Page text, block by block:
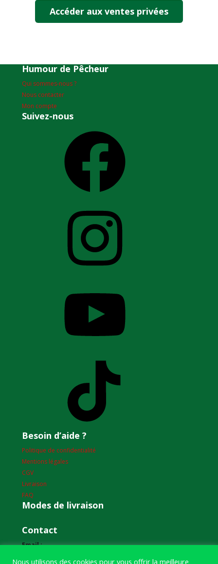
Humour de Pêcheur
Qui sommes-nous ?
Nous contacter
Mon compte
Suivez-nous
Besoin d’aide ?
Politique de confidentialité
Mentions légales
CGV
Livraison
FAQ
Modes de livraison
Contact
Email :
Nous utilisons des cookies pour vous offrir la meilleure